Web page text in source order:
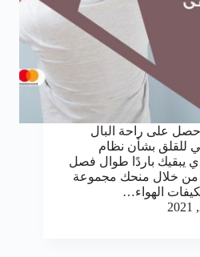
على راحة البال
للقلق بشأن نظام
يبقيك باردًا طوال فصل
من خلال منحك مجموعة
الهواء…